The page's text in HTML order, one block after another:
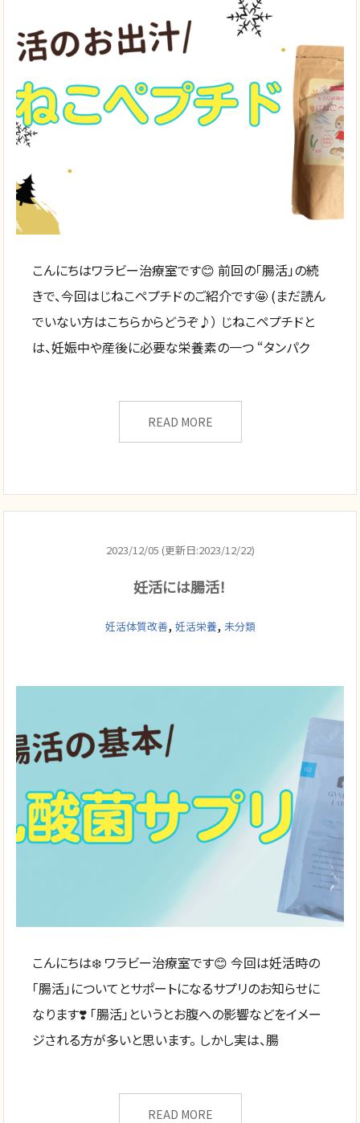
こんにちはワラビー治療室です😊 前回の「腸活」の続
きで、今回はじねこペプチドのご紹介です🤩 (まだ読ん
でいない方はこちらからどうぞ♪） じねこペプチドと
は、妊娠中や産後に必要な栄養素の一つ “タンパク
READ MORE
2023/12/05 (更新日:2023/12/22)
妊活には腸活！
妊活体質改善, 妊活栄養, 未分類
こんにちは❄️ ワラビー治療室です😊 今回は妊活時の
「腸活」についてとサポートになるサプリのお知らせに
なります❣️ 「腸活」というとお腹への影響などをイメー
ジされる方が多いと思います。 しかし実は、腸
READ MORE